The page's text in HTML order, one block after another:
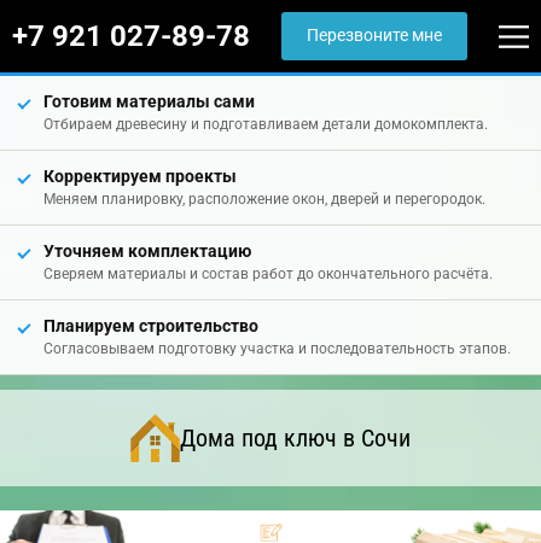
+7 921 027-89-78 Перезвоните мне
Готовим материалы сами
Отбираем древесину и подготавливаем детали домокомплекта.
Корректируем проекты
Меняем планировку, расположение окон, дверей и перегородок.
Уточняем комплектацию
Сверяем материалы и состав работ до окончательного расчёта.
Планируем строительство
Согласовываем подготовку участка и последовательность этапов.
Дома под ключ в Сочи